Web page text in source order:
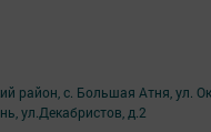
район, с. Большая Атня, ул.
ул.Декабристов, д.2